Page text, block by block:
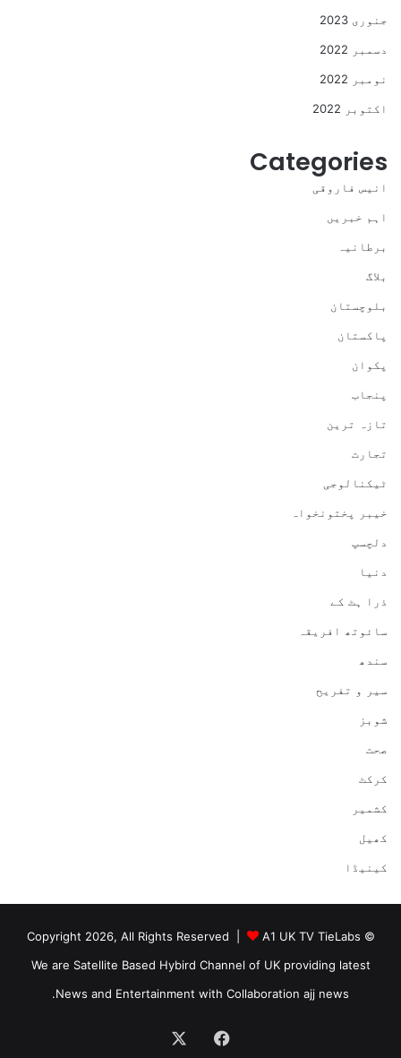
جنوری 2023
دسمبر 2022
نومبر 2022
اکتوبر 2022
Categories
انیس فاروقی
اہم خبریں
برطانیہ
بلاگ
بلوچستان
پاکستان
پکوان
پنجاب
تازہ ترین
تجارت
ٹیکنالوجی
خیبر پختونخواہ
دلچسپ
دنیا
ذرا ہٹ کے
سائوتھ افریقہ
سندھ
سیر و تفریح
شوبز
صحت
کرکٹ
کشمیر
کھیل
کینیڈا
© Copyright 2026, All Rights Reserved |
A1 UK TV TieLabs
We are Satellite Based Hybird Channel of UK providing latest
News and Entertainment with Collaboration ajj news.
Facebook